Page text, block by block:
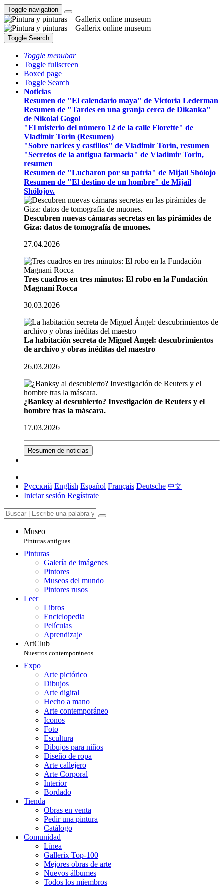
Toggle navigation
Toggle Search
Toggle menubar
Toggle fullscreen
Boxed page
Toggle Search
Noticias
Resumen de "El calendario maya" de Victoria Lederman
Resumen de "Tardes en una granja cerca de Dikanka"
de Nikolai Gogol
"El misterio del número 12 de la calle Florette" de
Vladimir Torin (Resumen)
"Sobre narices y castillos" de Vladimir Torin, resumen
"Secretos de la antigua farmacia" de Vladimir Torin,
resumen
Resumen de "Lucharon por su patria" de Mijaíl Shólojo
Resumen de "El destino de un hombre" de Mijaíl
Shólojov.
Descubren nuevas cámaras secretas en las pirámides de
Giza: datos de tomografía de muones.
27.04.2026
Tres cuadros en tres minutos: El robo en la Fundación
Magnani Rocca
30.03.2026
La habitación secreta de Miguel Ángel: descubrimientos
de archivo y obras inéditas del maestro
26.03.2026
¿Banksy al descubierto? Investigación de Reuters y el
hombre tras la máscara.
17.03.2026
Resumen de noticias
Русский English Español Français Deutsche 中文
Iniciar sesión Regístrate
Museo
Pinturas antiguas
Pinturas
Galería de imágenes
Pintores
Museos del mundo
Pintores rusos
Leer
Libros
Enciclopedia
Películas
Aprendizaje
ArtClub
Nuestros contemporáneos
Expo
Arte pictórico
Dibujos
Arte digital
Hecho a mano
Arte contemporáneo
Iconos
Foto
Escultura
Dibujos para niños
Diseño de ropa
Arte callejero
Arte Corporal
Interior
Bordado
Tienda
Obras en venta
Pedir una pintura
Catálogo
Comunidad
Línea
Gallerix Top-100
Mejores obras de arte
Nuevos álbumes
Todos los miembros